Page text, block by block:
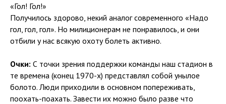
«Гол! Гол!»
Получилось здорово, некий аналог современного «Надо
гол, гол, гол». Но милиционерам не понравилось, и они
отбили у нас всякую охоту болеть активно.
Очки: С точки зрения поддержки команды наш стадион в
те времена (конец 1970-х) представлял собой унылое
болото. Люди приходили в основном попереживать,
поохать-поахать. Завести их можно было разве что